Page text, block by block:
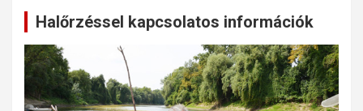
Halőrzéssel kapcsolatos információk